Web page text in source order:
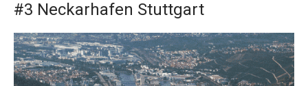
#3 Neckarhafen Stuttgart